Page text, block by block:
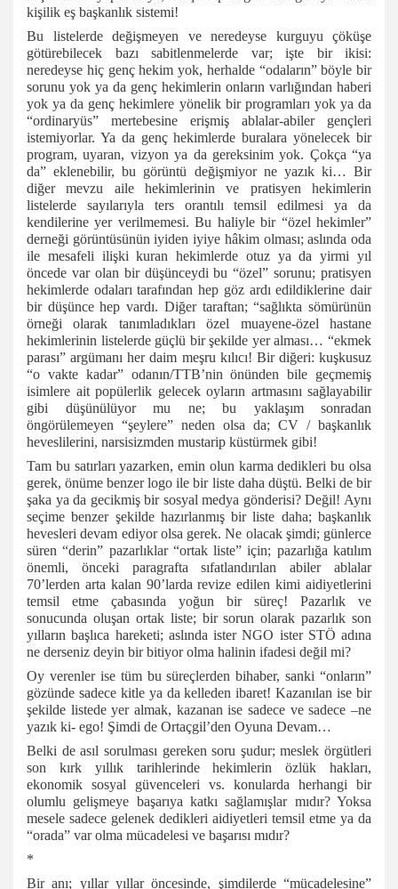
kişilik eş başkanlık sistemi!
Bu listelerde değişmeyen ve neredeyse kurguyu çöküşe
götürebilecek bazı sabitlenmelerde var; işte bir ikisi:
neredeyse hiç genç hekim yok, herhalde “odaların” böyle bir
sorunu yok ya da genç hekimlerin onların varlığından haberi
yok ya da genç hekimlere yönelik bir programları yok ya da
“ordinaryüs” mertebesine erişmiş ablalar-abiler gençleri
istemiyorlar. Ya da genç hekimlerde buralara yönelecek bir
program, uyaran, vizyon ya da gereksinim yok. Çokça “ya
da” eklenebilir, bu görüntü değişmiyor ne yazık ki… Bir
diğer mevzu aile hekimlerinin ve pratisyen hekimlerin
listelerde sayılarıyla ters orantılı temsil edilmesi ya da
kendilerine yer verilmemesi. Bu haliyle bir “özel hekimler”
derneği görüntüsünün iyiden iyiye hâkim olması; aslında oda
ile mesafeli ilişki kuran hekimlerde otuz ya da yirmi yıl
öncede var olan bir düşünceydi bu “özel” sorunu; pratisyen
hekimlerde odaları tarafından hep göz ardı edildiklerine dair
bir düşünce hep vardı. Diğer taraftan; “sağlıkta sömürünün
örneği olarak tanımladıkları özel muayene-özel hastane
hekimlerinin listelerde güçlü bir şekilde yer alması… “ekmek
parası” argümanı her daim meşru kılıcı! Bir diğeri: kuşkusuz
“o vakte kadar” odanın/TTB’nin önünden bile geçmemiş
isimlere ait popülerlik gelecek oyların artmasını sağlayabilir
gibi düşünülüyor mu ne; bu yaklaşım sonradan
öngörülemeyen “şeylere” neden olsa da; CV / başkanlık
heveslilerini, narsisizmden mustarip küstürmek gibi!
Tam bu satırları yazarken, emin olun karma dedikleri bu olsa
gerek, önüme benzer logo ile bir liste daha düştü. Belki de bir
şaka ya da gecikmiş bir sosyal medya gönderisi? Değil! Aynı
seçime benzer şekilde hazırlanmış bir liste daha; başkanlık
hevesleri devam ediyor olsa gerek. Ne olacak şimdi; günlerce
süren “derin” pazarlıklar “ortak liste” için; pazarlığa katılım
önemli, önceki paragrafta sıfatlandırılan abiler ablalar
70’lerden arta kalan 90’larda revize edilen kimi aidiyetlerini
temsil etme çabasında yoğun bir süreç! Pazarlık ve
sonucunda oluşan ortak liste; bir sorun olarak pazarlık son
yılların başlıca hareketi; aslında ister NGO ister STÖ adına
ne derseniz deyin bir bitiyor olma halinin ifadesi değil mi?
Oy verenler ise tüm bu süreçlerden bihaber, sanki “onların”
gözünde sadece kitle ya da kelleden ibaret! Kazanılan ise bir
şekilde listede yer almak, kazanan ise sadece ve sadece –ne
yazık ki- ego! Şimdi de Ortaçgil’den Oyuna Devam…
Belki de asıl sorulması gereken soru şudur; meslek örgütleri
son kırk yıllık tarihlerinde hekimlerin özlük hakları,
ekonomik sosyal güvenceleri vs. konularda herhangi bir
olumlu gelişmeye başarıya katkı sağlamışlar mıdır? Yoksa
mesele sadece gelenek dedikleri aidiyetleri temsil etme ya da
“orada” var olma mücadelesi ve başarısı mıdır?
*
Bir anı; yıllar yıllar öncesinde, şimdilerde “mücadelesine”